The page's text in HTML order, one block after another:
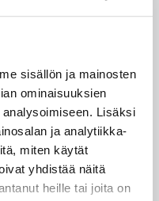
sisällön ja mainosten
ominaisuuksien
Lisäksi
ja analytiikka-
miten käytät
yhdistää näitä
heille tai joita on
Basketin